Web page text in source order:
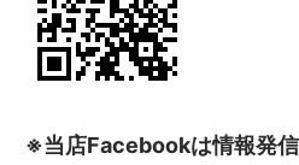
※当店Facebookは情報発